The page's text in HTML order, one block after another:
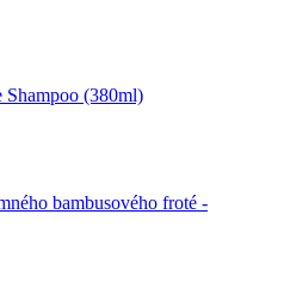
(380ml)
bambusového froté -